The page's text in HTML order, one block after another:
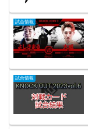
試合情報
試合情報